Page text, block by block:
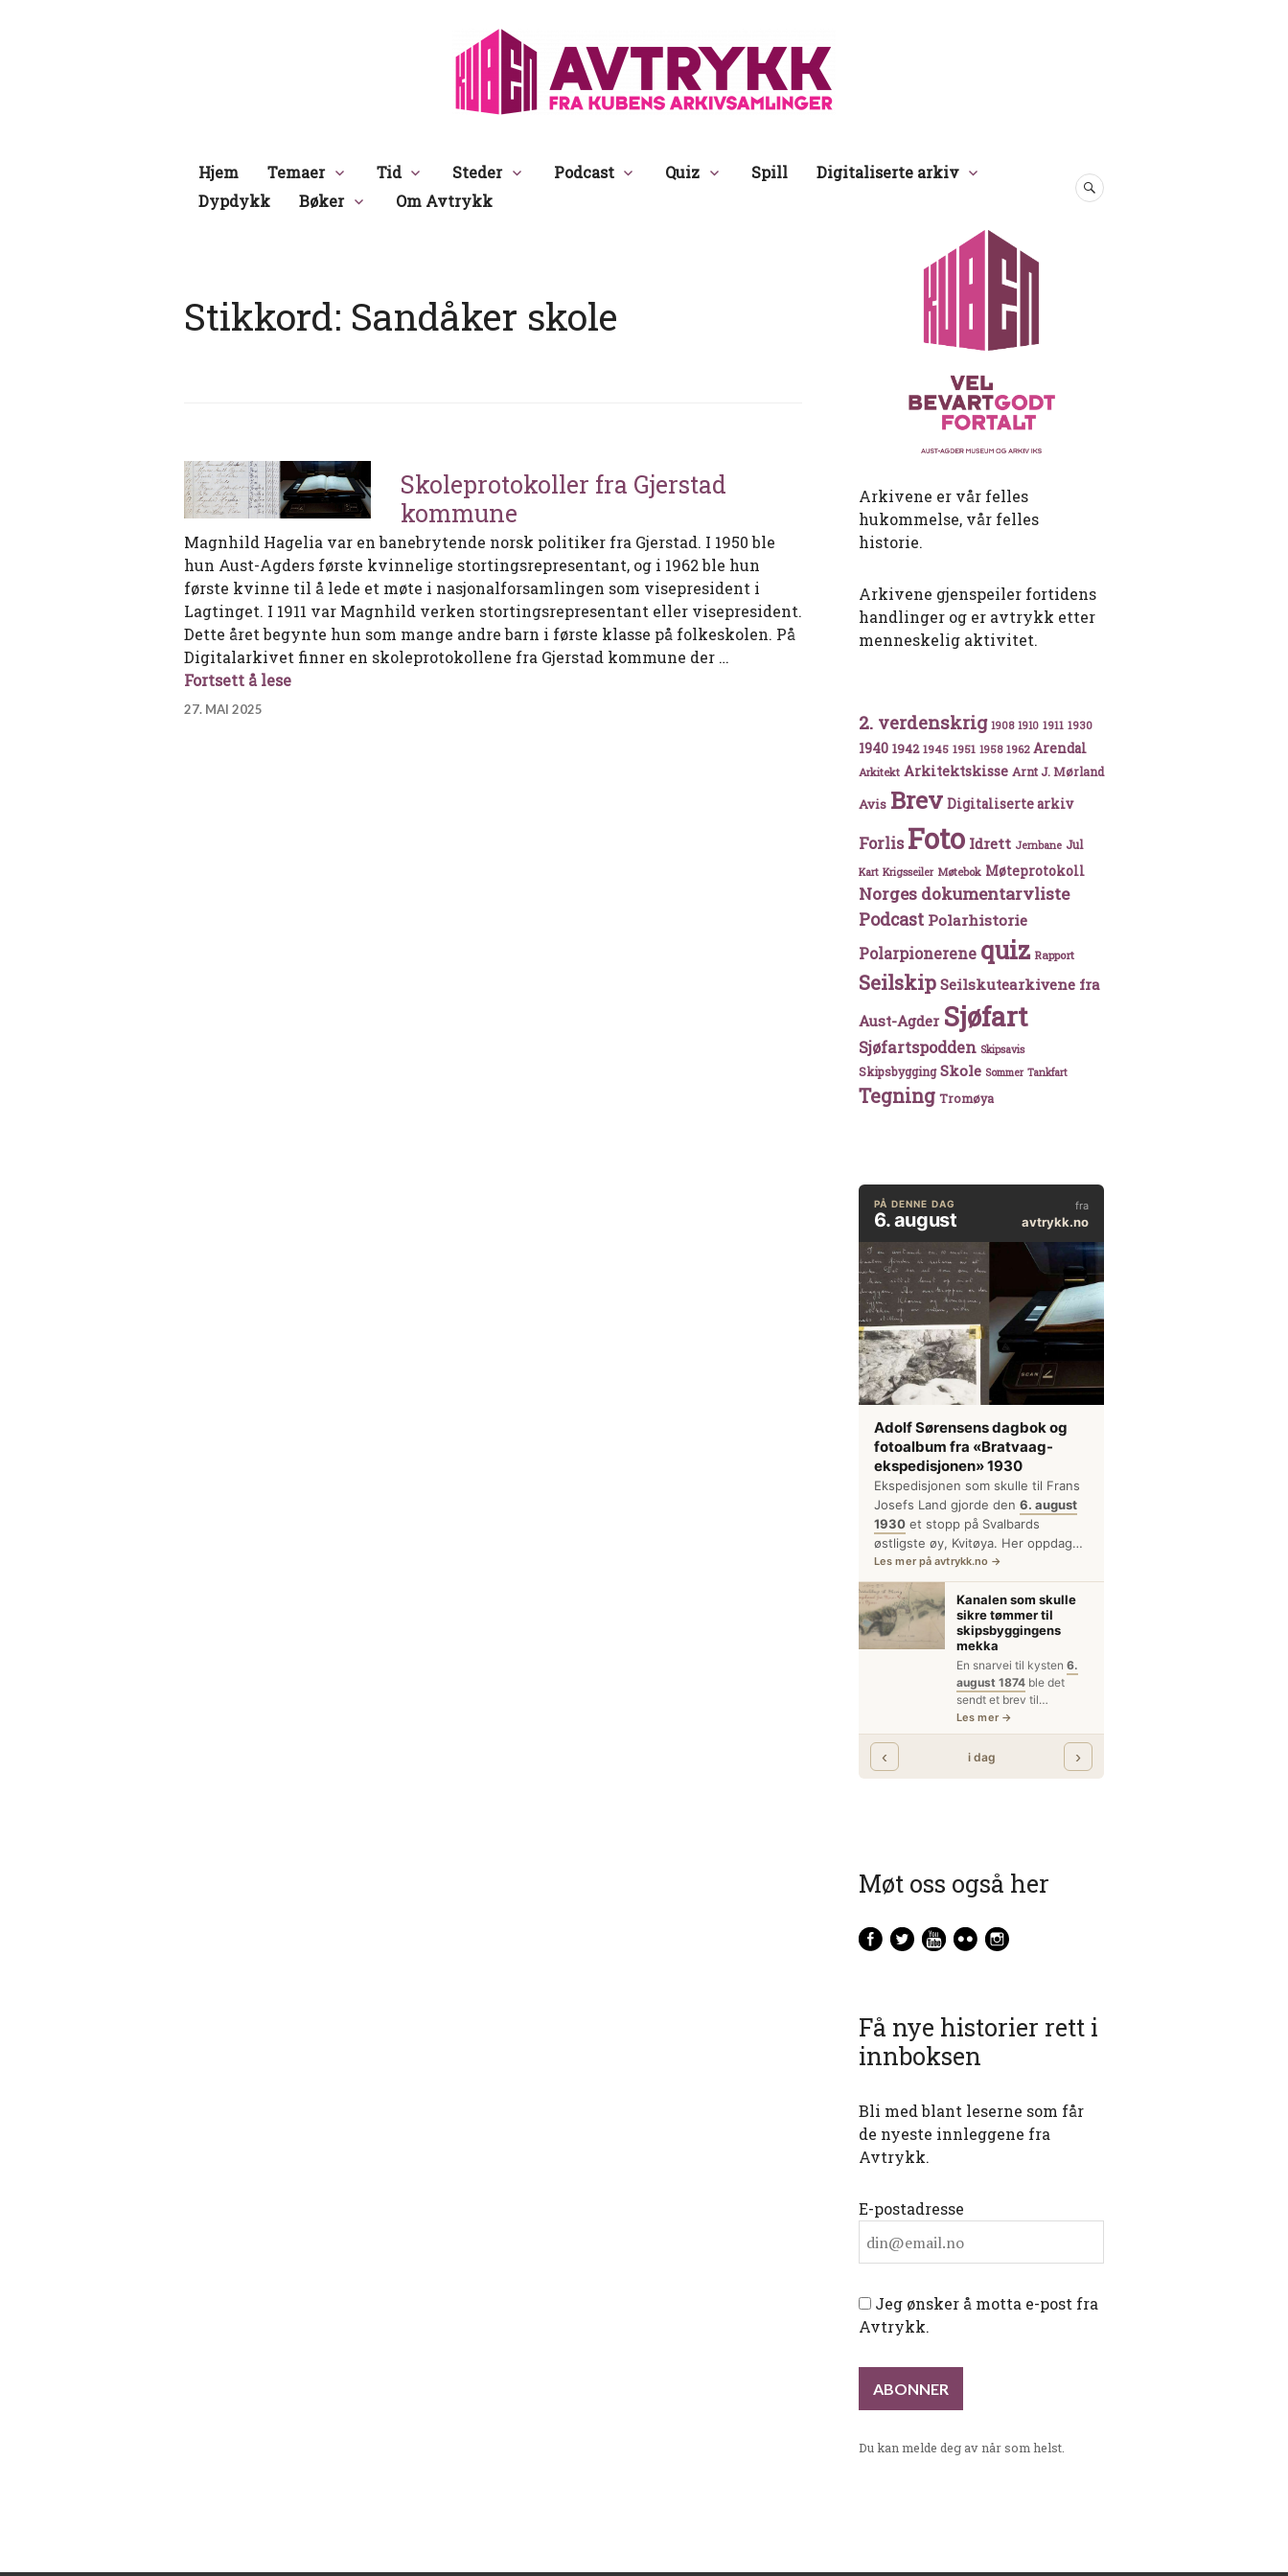
Avtrykk
Hjem Temaer Tid Steder Podcast Quiz Spill
Digitaliserte arkiv
Dypdykk
Bøker Om Avtrykk
SØK
Stikkord: Sandåker skole
Skoleprotokoller fra Gjerstad
kommune
Magnhild Hagelia var en banebrytende norsk politiker fra Gjerstad. I 1950 ble
hun Aust-Agders første kvinnelige stortingsrepresentant, og i 1962 ble hun
første kvinne til å lede et møte i nasjonalforsamlingen som visepresident i
Lagtinget. I 1911 var Magnhild verken stortingsrepresentant eller visepresident.
Dette året begynte hun som mange andre barn i første klasse på folkeskolen. På
Digitalarkivet finner en skoleprotokollene fra Gjerstad kommune der …
Fortsett å leseSkoleprotokoller fra Gjerstad kommune
27. MAI 2025
Arkivene er vår felles
hukommelse, vår felles
historie.
Arkivene gjenspeiler fortidens
handlinger og er avtrykk etter
menneskelig aktivitet.
2. verdenskrig 1908 1910 1911 1930
1940 1942 1945 1951 1958 1962 Arendal
Arkitekt Arkitektskisse Arnt J. Mørland
Avis Brev Digitaliserte arkiv
Forlis Foto Idrett Jernbane Jul
Kart Krigsseiler Møtebok Møteprotokoll
Norges dokumentarvliste
Podcast Polarhistorie
Polarpionerene quiz Rapport
Seilskip Seilskutearkivene fra
Aust-Agder Sjøfart
Sjøfartspodden Skipsavis
Skipsbygging Skole Sommer Tankfart
Tegning Tromøya
Møt oss også her
Få nye historier rett i
innboksen
Bli med blant leserne som får
de nyeste innleggene fra
Avtrykk.
E-postadresse
Jeg ønsker å motta e-post fra
Avtrykk.
Du kan melde deg av når som helst.